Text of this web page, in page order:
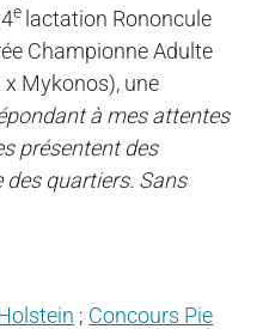
e lactation Rononcule
Championne Adulte
Mykonos), une
à mes attentes
présentent des
quartiers. Sans
; Concours Pie